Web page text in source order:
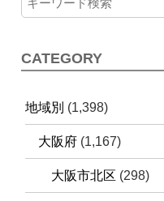
CATEGORY
地域別 (1,398)
大阪府 (1,167)
大阪市北区 (298)